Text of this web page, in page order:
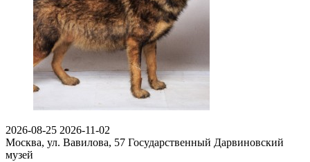
2026-08-25 2026-11-02
Москва, ул. Вавилова, 57 Государственный Дарвиновский
музей